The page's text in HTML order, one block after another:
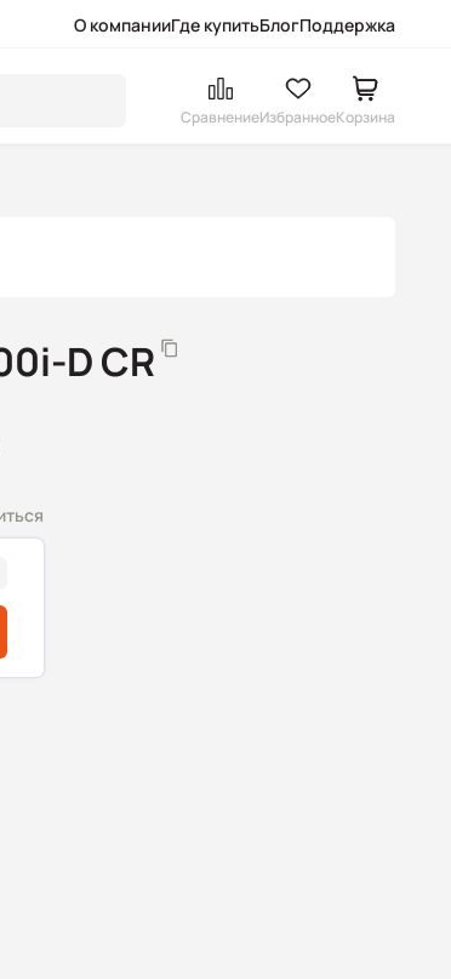
О компанииГде купитьБлогПоддержка
СравнениеИзбранноеКорзина
D CR